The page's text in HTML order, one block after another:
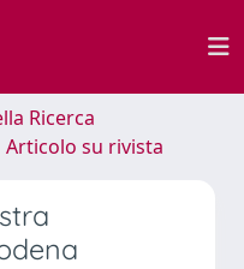
Ricerca
Articolo su rivista